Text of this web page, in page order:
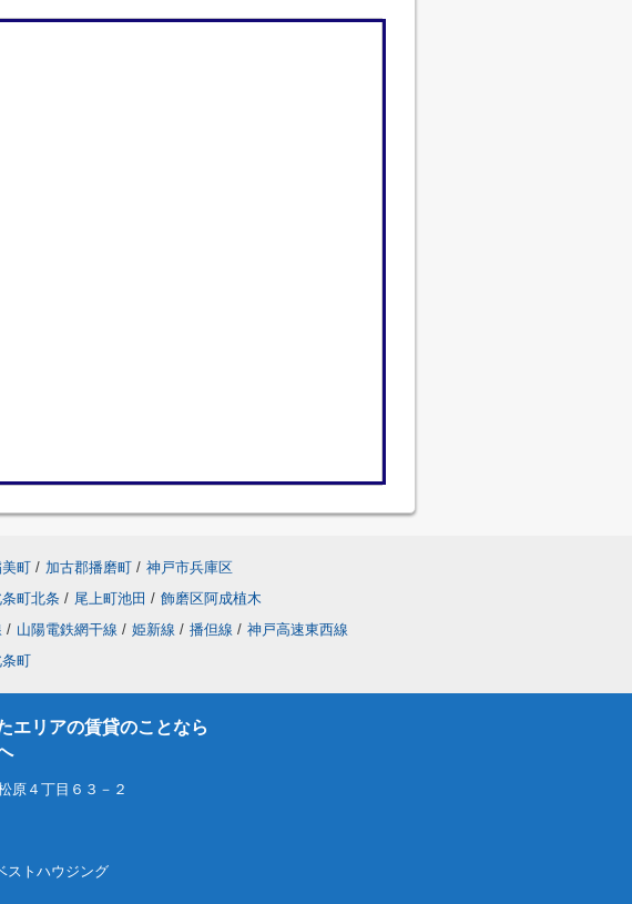
町 / 加古郡播磨町 / 神戸市兵庫区
町北条 / 尾上町池田 / 飾磨区阿成植木
/ 山陽電鉄網干線 / 姫新線 / 播但線 / 神戸高速東西線
町
エリアの賃貸のことなら
原４丁目６３－２
ストハウジング